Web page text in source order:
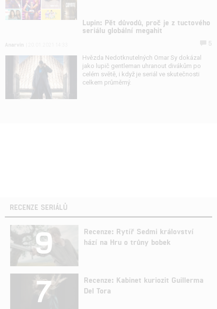
Lupin: Pět důvodů, proč je z tuctového
seriálu globální megahit
Hvězda Nedotknutelných Omar Sy dokázal
jako lupič gentleman uhranout divákům po
celém světě, i když je seriál ve skutečnosti
celkem průměrný.
RECENZE SERIÁLŮ
9
Recenze: Rytíř Sedmi království
hází na Hru o trůny bobek
7
Recenze: Kabinet kuriozit Guillerma
Del Tora